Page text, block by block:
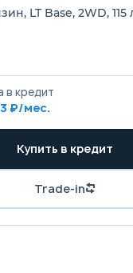
LT Base, 2WD, 115
в кредит
₽/мес.
Купить в кредит
Trade-in